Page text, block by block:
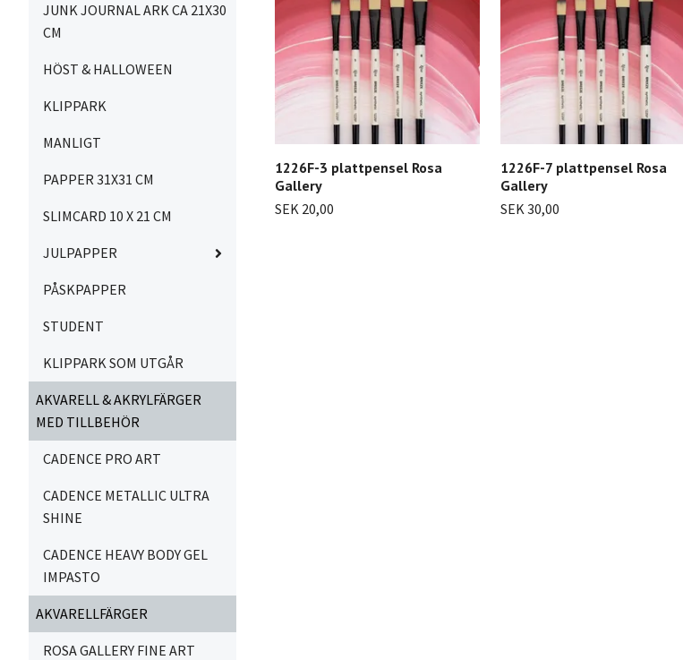
JUNK JOURNAL ARK CA 21X30
CM
HÖST & HALLOWEEN
KLIPPARK
MANLIGT
PAPPER 31X31 CM
SLIMCARD 10 X 21 CM
JULPAPPER
PÅSKPAPPER
STUDENT
KLIPPARK SOM UTGÅR
AKVARELL & AKRYLFÄRGER
MED TILLBEHÖR
CADENCE PRO ART
CADENCE METALLIC ULTRA
SHINE
CADENCE HEAVY BODY GEL
IMPASTO
AKVARELLFÄRGER
ROSA GALLERY FINE ART
1226F-3 plattpensel Rosa
Gallery
SEK 20,00
1226F-7 plattpensel Rosa
Gallery
SEK 30,00